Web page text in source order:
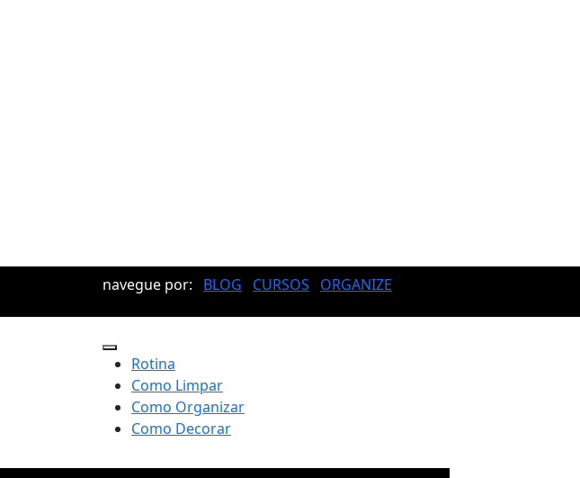
navegue por: BLOG CURSOS ORGANIZE
Rotina
Como Limpar
Como Organizar
Como Decorar